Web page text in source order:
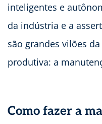
inteligentes e
da indústria e a
são grandes vilões
produtiva: a
Como fazer a